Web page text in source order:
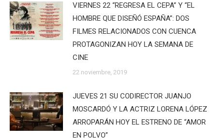
VIERNES 22 “REGRESA EL CEPA” Y “EL
HOMBRE QUE DISEÑÓ ESPAÑA”: DOS
FILMES RELACIONADOS CON CUENCA
PROTAGONIZAN HOY LA SEMANA DE
CINE
22 noviembre, 2019
JUEVES 21 SU CODIRECTOR JUANJO
MOSCARDÓ Y LA ACTRIZ LORENA LÓPEZ
ARROPARÁN HOY EL ESTRENO DE “AMOR
EN POLVO”